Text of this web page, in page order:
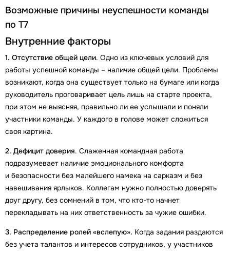
Возможные причины неуспешности команды
по Т7
Внутренние факторы
1. Отсутствие общей цели. Одно из ключевых условий для
работы успешной команды – наличие общей цели. Проблемы
возникают, когда она существует только на бумаге или когда
руководитель проговаривает цель лишь на старте проекта,
при этом не выясняя, правильно ли ее услышали и поняли
участники команды. У каждого в голове может сложиться
своя картина.
2. Дефицит доверия. Слаженная командная работа
подразумевает наличие эмоционального комфорта
и безопасности без малейшего намека на сарказм и без
навешивания ярлыков. Коллегам нужно полностью доверять
друг другу, без сомнений в том, что кто-то начнет
перекладывать на них ответственность за чужие ошибки.
3. Распределение ролей «вслепую». Когда задания раздаются
без учета талантов и интересов сотрудников, у участников